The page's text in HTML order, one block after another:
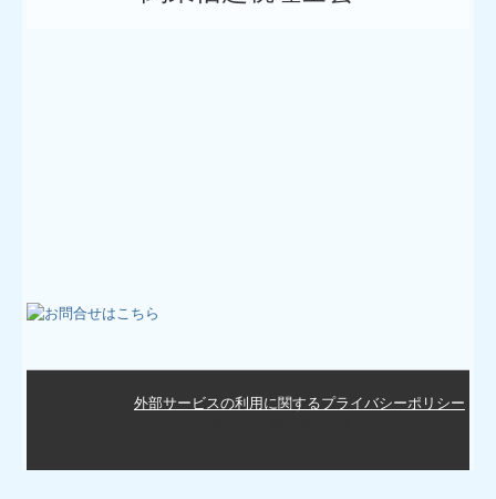
外部サービスの利用に関するプライバシーポリシー